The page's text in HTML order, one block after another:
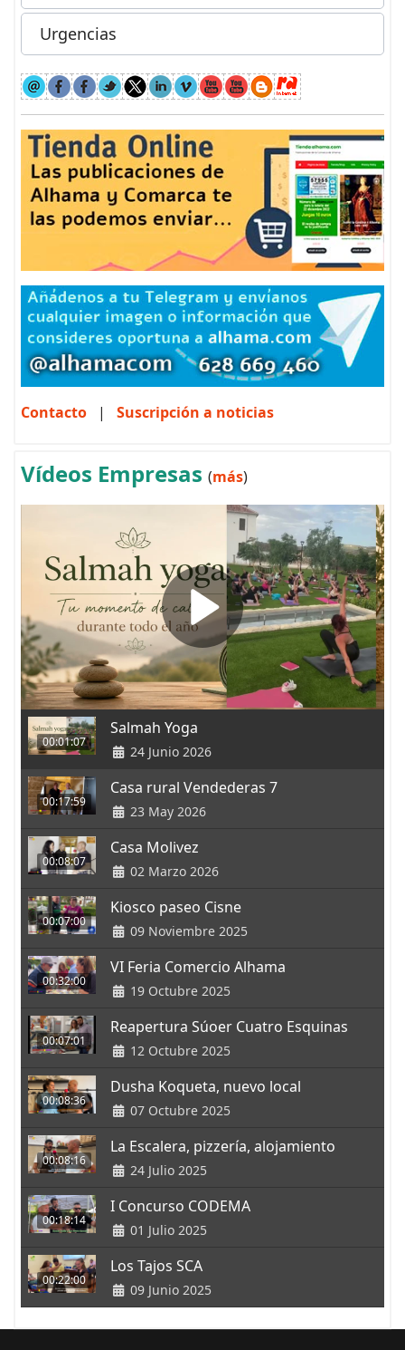
Urgencias
Contacto | Suscripción a noticias
Vídeos Empresas (más)
00:01:07
Salmah Yoga
24 Junio 2026
00:17:59
Casa rural Vendederas 7
23 May 2026
00:08:07
Casa Molivez
02 Marzo 2026
00:07:00
Kiosco paseo Cisne
09 Noviembre 2025
00:32:00
VI Feria Comercio Alhama
19 Octubre 2025
00:07:01
Reapertura Súoer Cuatro Esquinas
12 Octubre 2025
00:08:36
Dusha Koqueta, nuevo local
07 Octubre 2025
00:08:16
La Escalera, pizzería, alojamiento
24 Julio 2025
00:18:14
I Concurso CODEMA
01 Julio 2025
00:22:00
Los Tajos SCA
09 Junio 2025